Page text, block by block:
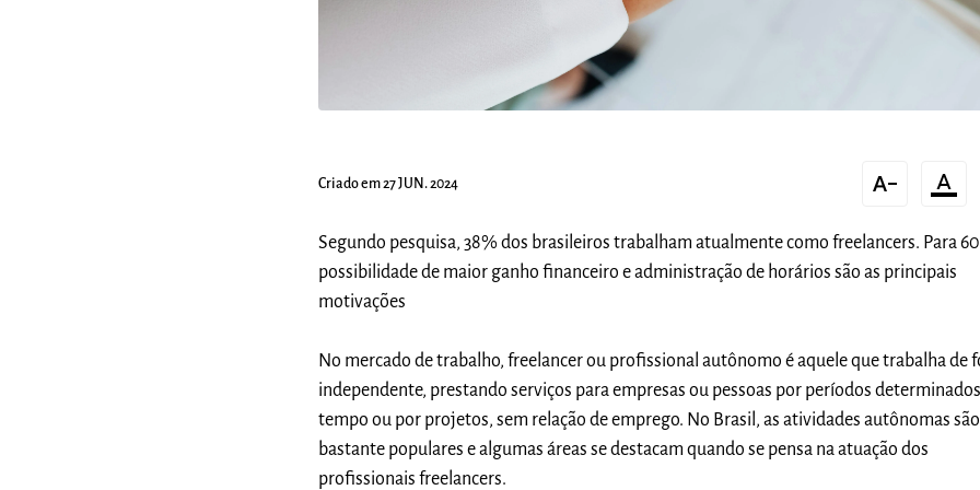
Criado em 27 JUN. 2024 text_decrease format_color_text
Segundo pesquisa, 38% dos brasileiros trabalham atualmente como freelancers. Para
possibilidade de maior ganho financeiro e administração de horários são as principais
motivações
No mercado de trabalho, freelancer ou profissional autônomo é aquele que trabalha de
independente, prestando serviços para empresas ou pessoas por períodos
tempo ou por projetos, sem relação de emprego. No Brasil, as atividades autônomas são
bastante populares e algumas áreas se destacam quando se pensa na atuação dos
profissionais freelancers.